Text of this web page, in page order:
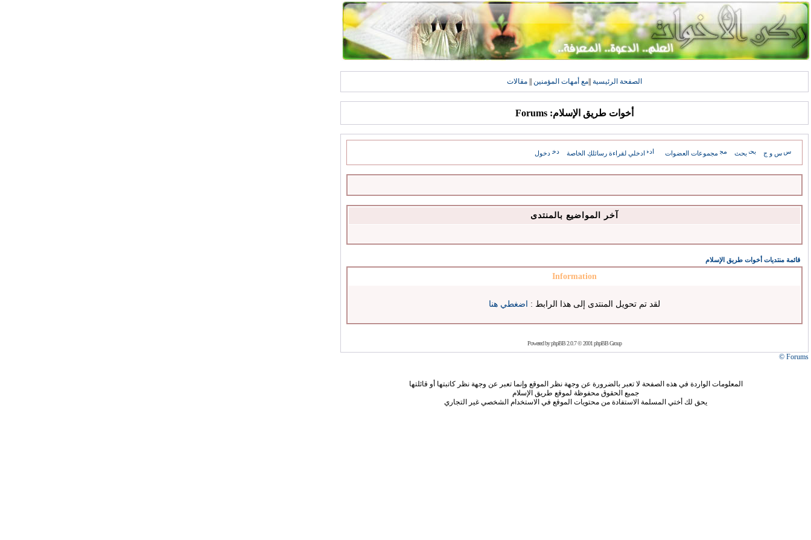
الصفحة الرئيسية مع أمهات المؤمنين مقالات
أخوات طريق الإسلام: Forums
س و ج بحث مجموعات العضوات ادخلي لقراءة رسائلكِ الخاصة دخول
آخر المواضيع بالمنتدى
قائمة منتديات أخوات طريق الإسلام
Information
لقد تم تحويل المنتدى إلى هذا الرابط : اضغطي هنا
Powered byphpBB2.0.7 © 2001 phpBB Group
Forums ©
المعلومات الواردة في هذه الصفحة لا تعبر بالضرورة عن وجهة نظر الموقع وإنما تعبر عن وجهة نظر كاتبتها أو قائلتها
جميع الحقوق محفوظة لموقع طريق الإسلام
يحق لك أختي المسلمة الاستفادة من محتويات الموقع في الاستخدام الشخصي غير التجاري